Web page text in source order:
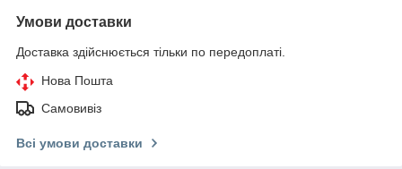
Умови доставки
Доставка здійснюється тільки по передоплаті.
Нова Пошта
Самовивіз
Всі умови доставки